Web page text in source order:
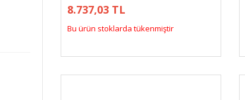
8.737,03 TL
Bu ürün stoklarda tükenmiştir